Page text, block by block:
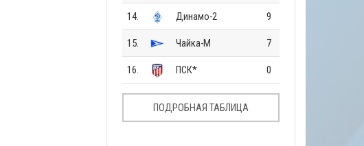
14. Динамо-2 9
15. Чайка-М 7
16. ПСК* 0
ПОДРОБНАЯ ТАБЛИЦА